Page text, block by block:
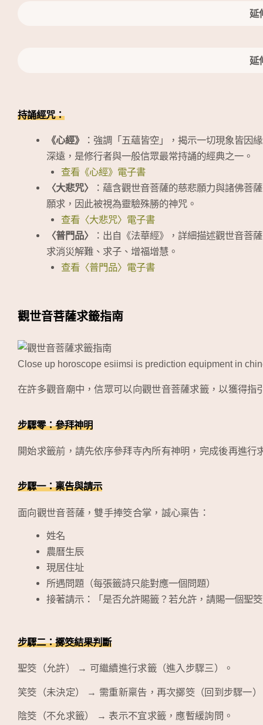
延
延
持誦經咒：
《心經》
：強調「五蘊皆空」，揭示一切現象皆因
深遠，是修行者與一般信眾最常持誦的經典之一。
查看《心經》電子書
〈大悲咒〉
：蘊含觀世音菩薩的慈悲願力與諸佛菩
願求，因此被視為靈驗殊勝的神咒。
查看〈大悲咒〉電子書
〈普門品〉
：出自《法華經》，詳細描述觀世音菩
求消災解難、求子、增福增慧。
查看〈普門品〉電子書
觀世音菩薩求籤指南
Close up horoscope esiimsi is prediction equipment in
在許多觀音廟中，信眾可以向觀世音菩薩求籤，以獲得指
步驟零：參拜神明
開始求籤前，請先依序參拜寺內所有神明，完成後再進行
步驟一：稟告與請示
面向觀世音菩薩，雙手捧筊合掌，誠心稟告：
姓名
農曆生辰
現居住址
所遇問題（每張籤詩只能對應一個問題）
接著請示：「是否允許賜籤？若允許，請賜一個聖
步驟二：擲筊結果判斷
聖筊（允許） → 可繼續進行求籤（進入步驟三）。
笑筊（未決定） → 需重新稟告，再次擲筊（回到步驟一
陰筊（不允求籤） → 表示不宜求籤，應暫緩詢問。